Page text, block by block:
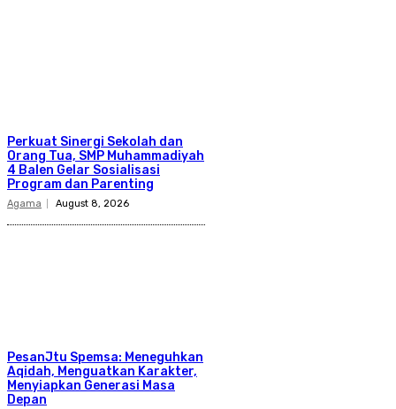
Perkuat Sinergi Sekolah dan
Orang Tua, SMP Muhammadiyah
4 Balen Gelar Sosialisasi
Program dan Parenting
Agama August 8, 2026
PesanJtu Spemsa: Meneguhkan
Aqidah, Menguatkan Karakter,
Menyiapkan Generasi Masa
Depan